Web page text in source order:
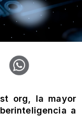
org, la mayor
a